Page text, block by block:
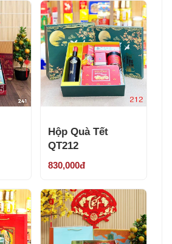
Hộp Quà Tết
QT212
830,000đ